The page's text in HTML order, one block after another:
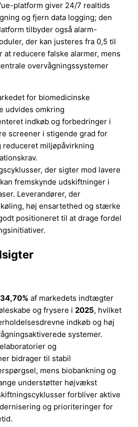
platform giver 24/7 realtids
og fjern data logging; den
tilbyder også alarm-
der kan justeres fra 0,5 til
at reducere falske alarmer, mens
overvågningssystemer
for biomedicinske
udvides omkring
indkøb og forbedringer i
screener i stigende grad for
miljøpåvirkning
der sigter mod lavere
fremskynde udskiftninger i
Leverandører, der
høj ensartethed og stærke
positioneret til at drage fordel
34,70% af markedets indtægter
og frysere i2025, hvilket
indkøb og høj
systemer.
og
bidrager til stabil
mens biobankning og
understøtter højvækst
forbliver aktive
og prioriteringer for